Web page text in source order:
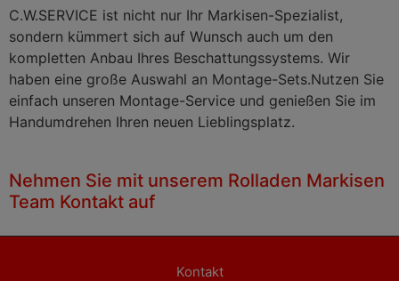
C.W.SERVICE ist nicht nur Ihr Markisen-Spezialist,
sondern kümmert sich auf Wunsch auch um den
kompletten Anbau Ihres Beschattungssystems. Wir
haben eine große Auswahl an Montage-Sets.Nutzen Sie
einfach unseren Montage-Service und genießen Sie im
Handumdrehen Ihren neuen Lieblingsplatz.
Nehmen Sie mit unserem Rolladen Markisen
Team Kontakt auf
Kontakt